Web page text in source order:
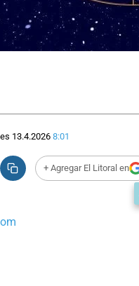
13.4.20268:01
+ Agregar El Litoral en